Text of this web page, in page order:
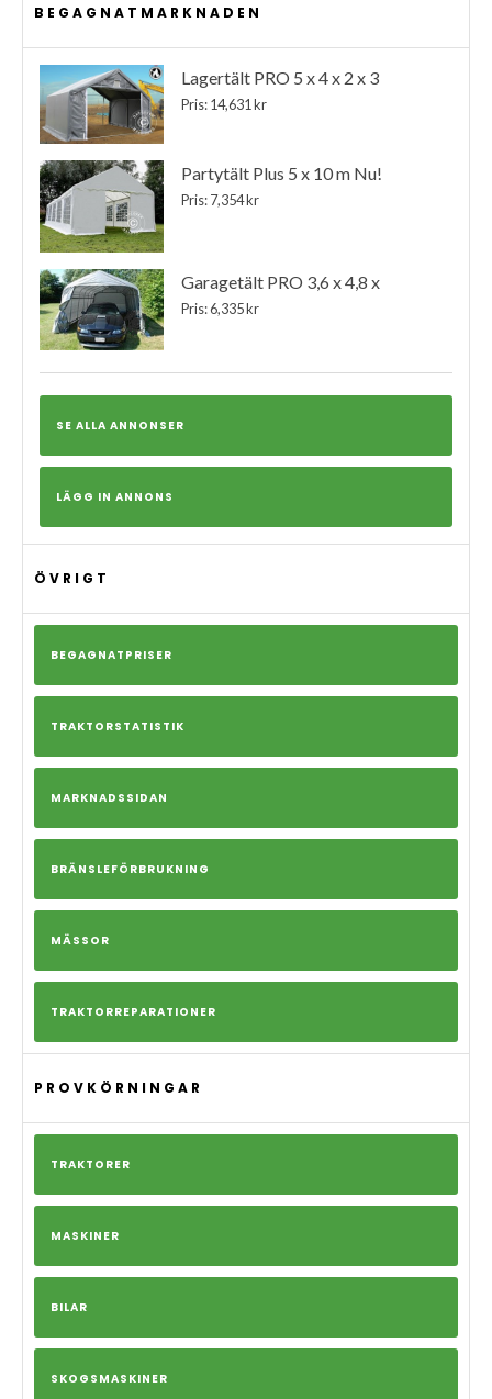
BEGAGNATMARKNADEN
Lagertält PRO 5 x 4 x 2 x 3
Pris: 14,631 kr
Partytält Plus 5 x 10 m Nu!
Pris: 7,354 kr
Garagetält PRO 3,6 x 4,8 x
Pris: 6,335 kr
SE ALLA ANNONSER
LÄGG IN ANNONS
ÖVRIGT
BEGAGNATPRISER
TRAKTORSTATISTIK
MARKNADSSIDAN
BRÄNSLEFÖRBRUKNING
MÄSSOR
TRAKTORREPARATIONER
PROVKÖRNINGAR
TRAKTORER
MASKINER
BILAR
SKOGSMASKINER